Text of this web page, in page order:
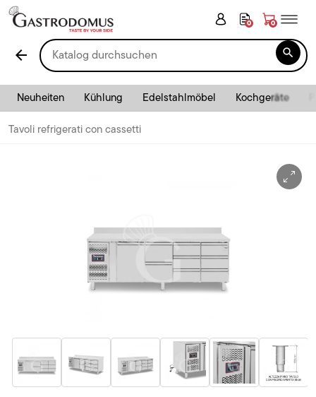
0 0
arrow_back 
Neuheiten Kühlung Edelstahlmöbel Kochgeräte
Tavoli refrigerati con cassetti